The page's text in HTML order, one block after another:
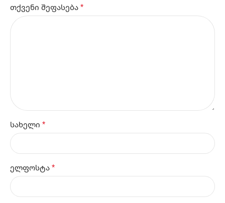
თქვენი შეფასება *
სახელი *
ელფოსტა *